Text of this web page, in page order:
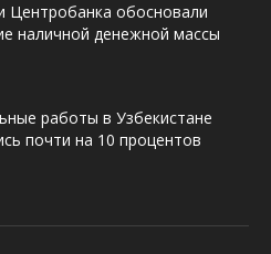
Центробанка обосновали
наличной денежной массы
работы в Узбекистане
почти на 10 процентов